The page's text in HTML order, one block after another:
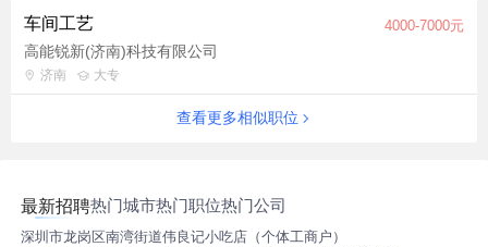
车间工艺 4000-7000元
高能锐新(济南)科技有限公司
济南 大专
查看更多相似职位
最新招聘热门城市热门职位热门公司
深圳市龙岗区南湾街道伟良记小吃店（个体工商户）